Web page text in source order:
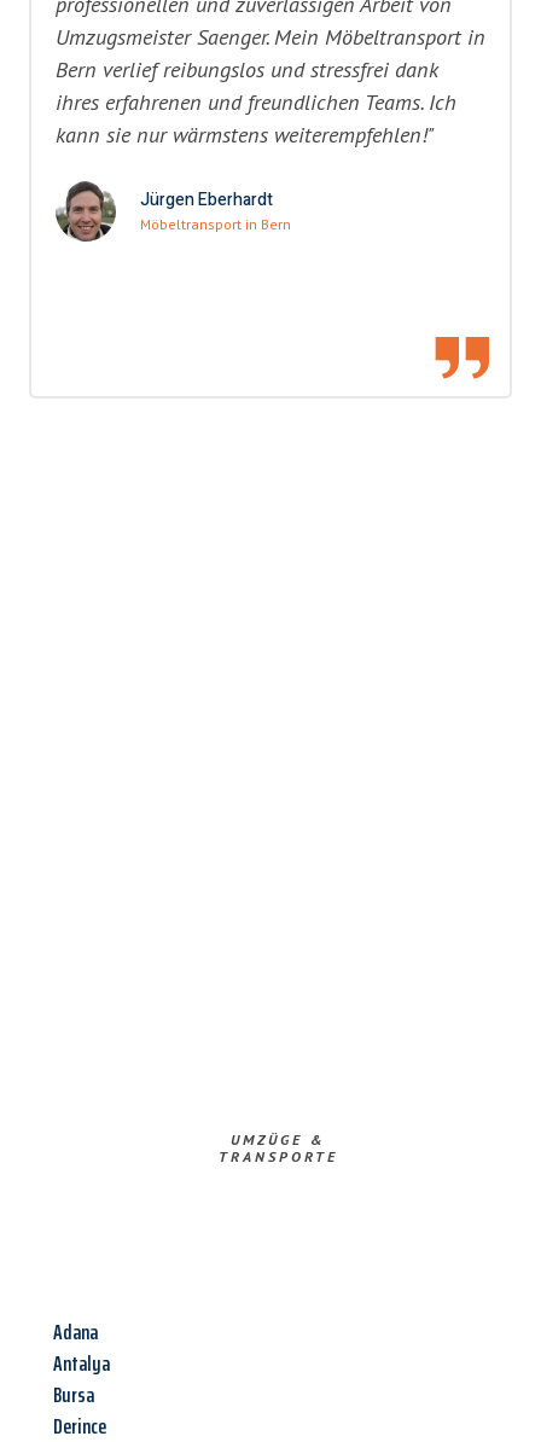
Umzugsmeister Saenger. Mein Möbeltransport in
Bern verlief reibungslos und stressfrei dank
ihres erfahrenen und freundlichen Teams. Ich
kann sie nur wärmstens weiterempfehlen!"
Jürgen Eberhardt
Möbeltransport in Bern
UMZÜGE &
TRANSPORTE
Adana
Antalya
Bursa
Derince